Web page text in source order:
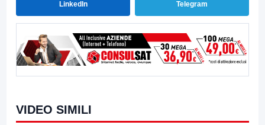
LinkedIn Telegram
VIDEO SIMILI